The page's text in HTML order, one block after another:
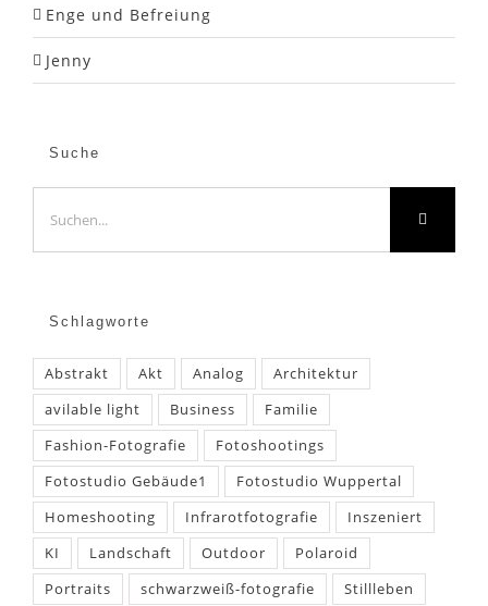
Enge und Befreiung
Jenny
Suche
nach:
Schlagworte
Abstrakt Akt Analog
Architektur
avilable light
Business
Familie
Fashion-Fotografie
Fotoshootings
Fotostudio Gebäude1
Fotostudio Wuppertal
Homeshooting
Infrarotfotografie
Inszeniert
KI
Landschaft Outdoor
Polaroid
Portraits
schwarzweiß-fotografie Stillleben